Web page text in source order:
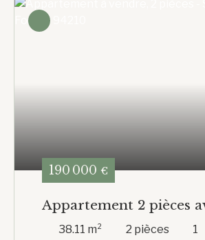
190 000 €
Appartement 2 pièces
balcon filant - dernier
38.11 m² 2 pièces 1